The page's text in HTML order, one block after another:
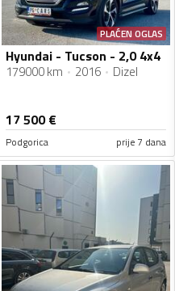
PLAĆEN OGLAS
Hyundai - Tucson - 2,0 4x4
179000 km 2016 Dizel
17 500€
Podgorica prije 7 dana